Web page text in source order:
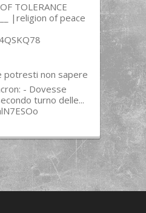
TOLERANCE
|religion of peace
potresti non sapere
- Dovesse
turno delle...